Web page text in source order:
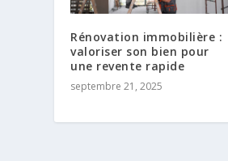
Rénovation immobilière :
valoriser son bien pour
une revente rapide
septembre 21, 2025